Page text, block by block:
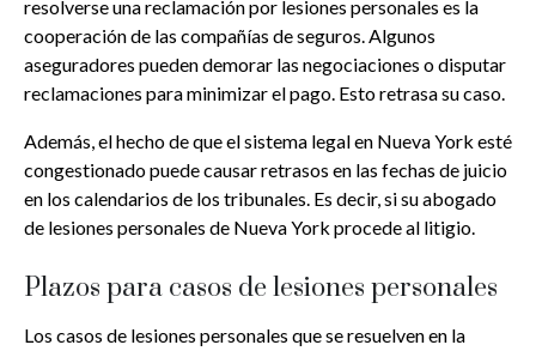
resolverse una reclamación por lesiones personales es la
cooperación de las compañías de seguros. Algunos
aseguradores pueden demorar las negociaciones o disputar
reclamaciones para minimizar el pago. Esto retrasa su caso.
Además, el hecho de que el sistema legal en Nueva York esté
congestionado puede causar retrasos en las fechas de juicio
en los calendarios de los tribunales. Es decir, si su abogado
de lesiones personales de Nueva York procede al litigio.
Plazos para casos de lesiones personales
Los casos de lesiones personales que se resuelven en la